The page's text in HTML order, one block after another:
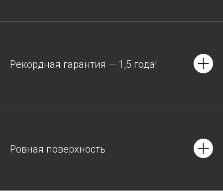
Рекордная гарантия — 1,5 года!
Ровная поверхность